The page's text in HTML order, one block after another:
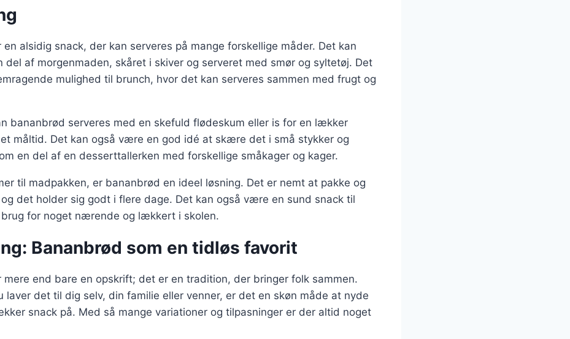
en alsidig snack, der kan serveres på mange forskellige måder. Det kan
del af morgenmaden, skåret i skiver og serveret med smør og syltetøj. Det
mulighed til brunch, hvor det kan serveres sammen med frugt og
bananbrød serveres med en skefuld flødeskum eller is for en lækker
måltid. Det kan også være en god idé at skære det i små stykker og
en del af en desserttallerken med forskellige småkager og kager.
til madpakken, er bananbrød en ideel løsning. Det er nemt at pakke og
det holder sig godt i flere dage. Det kan også være en sund snack til
for noget nærende og lækkert i skolen.
Bananbrød som en tidløs favorit
mere end bare en opskrift; det er en tradition, der bringer folk sammen.
laver det til dig selv, din familie eller venner, er det en skøn måde at nyde
snack på. Med så mange variationer og tilpasninger er der altid noget